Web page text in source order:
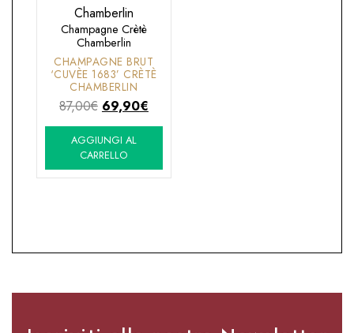
Champagne Crètè
Chamberlin
CHAMPAGNE BRUT
‘CUVÈE 1683’ CRÈTÈ
CHAMBERLIN
87,00€ Il
prezzo
originale
era:
87,00€.
69,90€Il
prezzo
69,90€.
AGGIUNGI AL
CARRELLO